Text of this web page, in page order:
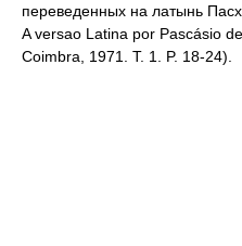
переведенных на латынь
A versao Latina por Pascásio
Coimbra, 1971. T. 1. P. 18-24).